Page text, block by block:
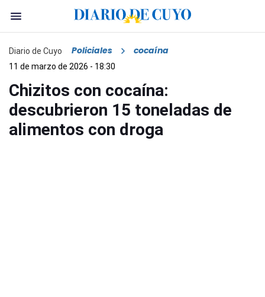
Diario de Cuyo Policiales cocaína
11 de marzo de 2026 - 18:30
Chizitos con cocaína:
descubrieron 15 toneladas de
alimentos con droga